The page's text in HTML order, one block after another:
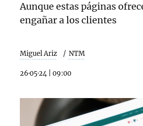
Aunque estas páginas
engañar a los clientes
Miguel Ariz NTM
26·05·24 09:00